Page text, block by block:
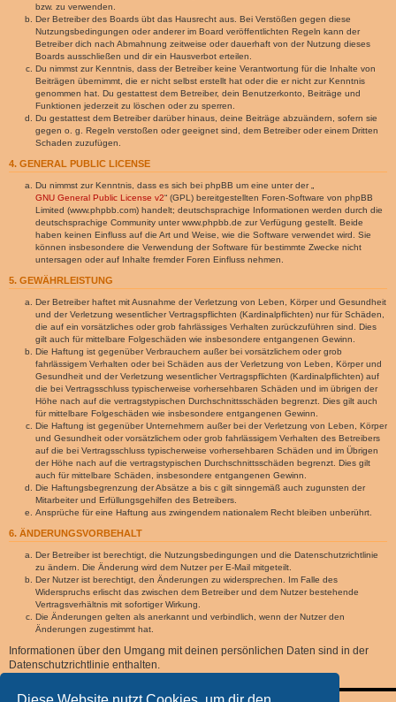
bzw. zu verwenden.
Der Betreiber des Boards übt das Hausrecht aus. Bei Verstößen gegen diese
Nutzungsbedingungen oder anderer im Board veröffentlichten Regeln kann der
Betreiber dich nach Abmahnung zeitweise oder dauerhaft von der Nutzung dieses
Boards ausschließen und dir ein Hausverbot erteilen.
Du nimmst zur Kenntnis, dass der Betreiber keine Verantwortung für die Inhalte von
Beiträgen übernimmt, die er nicht selbst erstellt hat oder die er nicht zur Kenntnis
genommen hat. Du gestattest dem Betreiber, dein Benutzerkonto, Beiträge und
Funktionen jederzeit zu löschen oder zu sperren.
Du gestattest dem Betreiber darüber hinaus, deine Beiträge abzuändern, sofern sie
gegen o. g. Regeln verstoßen oder geeignet sind, dem Betreiber oder einem Dritten
Schaden zuzufügen.
4. GENERAL PUBLIC LICENSE
Du nimmst zur Kenntnis, dass es sich bei phpBB um eine unter der „
GNU General Public License v2“ (GPL) bereitgestellten Foren-Software von phpBB
Limited (www.phpbb.com) handelt; deutschsprachige Informationen werden durch die
deutschsprachige Community unter www.phpbb.de zur Verfügung gestellt. Beide
haben keinen Einfluss auf die Art und Weise, wie die Software verwendet wird. Sie
können insbesondere die Verwendung der Software für bestimmte Zwecke nicht
untersagen oder auf Inhalte fremder Foren Einfluss nehmen.
5. GEWÄHRLEISTUNG
Der Betreiber haftet mit Ausnahme der Verletzung von Leben, Körper und Gesundheit
und der Verletzung wesentlicher Vertragspflichten (Kardinalpflichten) nur für Schäden,
die auf ein vorsätzliches oder grob fahrlässiges Verhalten zurückzuführen sind. Dies
gilt auch für mittelbare Folgeschäden wie insbesondere entgangenen Gewinn.
Die Haftung ist gegenüber Verbrauchern außer bei vorsätzlichem oder grob
fahrlässigem Verhalten oder bei Schäden aus der Verletzung von Leben, Körper und
Gesundheit und der Verletzung wesentlicher Vertragspflichten (Kardinalpflichten) auf
die bei Vertragsschluss typischerweise vorhersehbaren Schäden und im übrigen der
Höhe nach auf die vertragstypischen Durchschnittsschäden begrenzt. Dies gilt auch
für mittelbare Folgeschäden wie insbesondere entgangenen Gewinn.
Die Haftung ist gegenüber Unternehmern außer bei der Verletzung von Leben, Körper
und Gesundheit oder vorsätzlichem oder grob fahrlässigem Verhalten des Betreibers
auf die bei Vertragsschluss typischerweise vorhersehbaren Schäden und im Übrigen
der Höhe nach auf die vertragstypischen Durchschnittsschäden begrenzt. Dies gilt
auch für mittelbare Schäden, insbesondere entgangenen Gewinn.
Die Haftungsbegrenzung der Absätze a bis c gilt sinngemäß auch zugunsten der
Mitarbeiter und Erfüllungsgehilfen des Betreibers.
Ansprüche für eine Haftung aus zwingendem nationalem Recht bleiben unberührt.
6. ÄNDERUNGSVORBEHALT
Der Betreiber ist berechtigt, die Nutzungsbedingungen und die Datenschutzrichtlinie
zu ändern. Die Änderung wird dem Nutzer per E-Mail mitgeteilt.
Der Nutzer ist berechtigt, den Änderungen zu widersprechen. Im Falle des
Widerspruchs erlischt das zwischen dem Betreiber und dem Nutzer bestehende
Vertragsverhältnis mit sofortiger Wirkung.
Die Änderungen gelten als anerkannt und verbindlich, wenn der Nutzer den
Änderungen zugestimmt hat.
Informationen über den Umgang mit deinen persönlichen Daten sind in der
Datenschutzrichtlinie enthalten.